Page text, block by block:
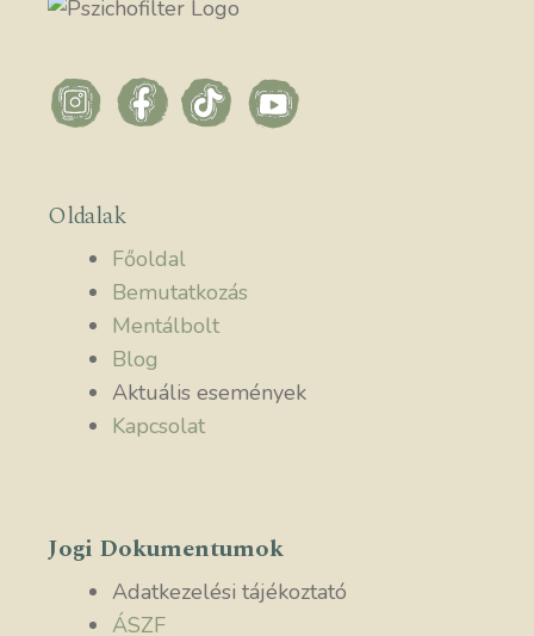
Oldalak
Főoldal
Bemutatkozás
Mentálbolt
Blog
Aktuális események
Kapcsolat
Jogi Dokumentumok
Adatkezelési tájékoztató
ÁSZF